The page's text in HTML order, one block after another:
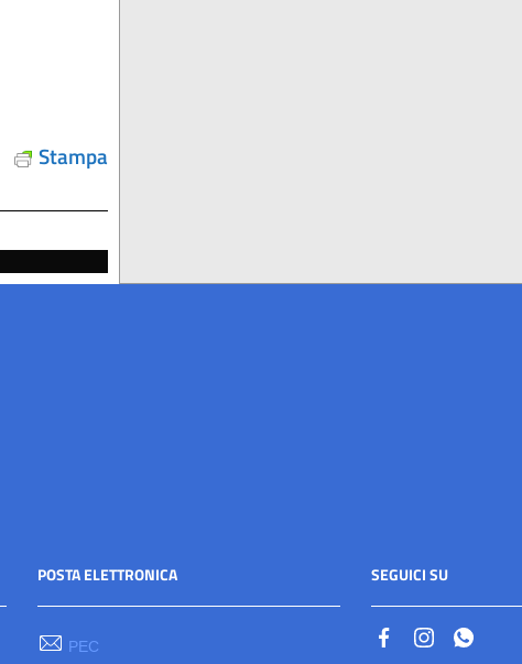
Stampa
POSTA ELETTRONICA
PEC
SEGUICI SU